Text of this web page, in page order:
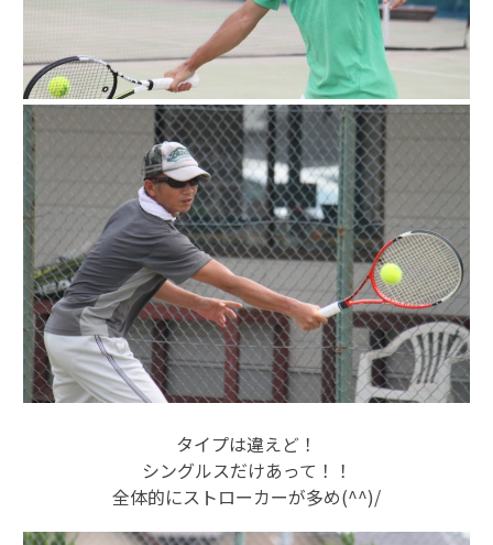
タイプは違えど！
シングルスだけあって！！
全体的にストローカーが多め(^^)/